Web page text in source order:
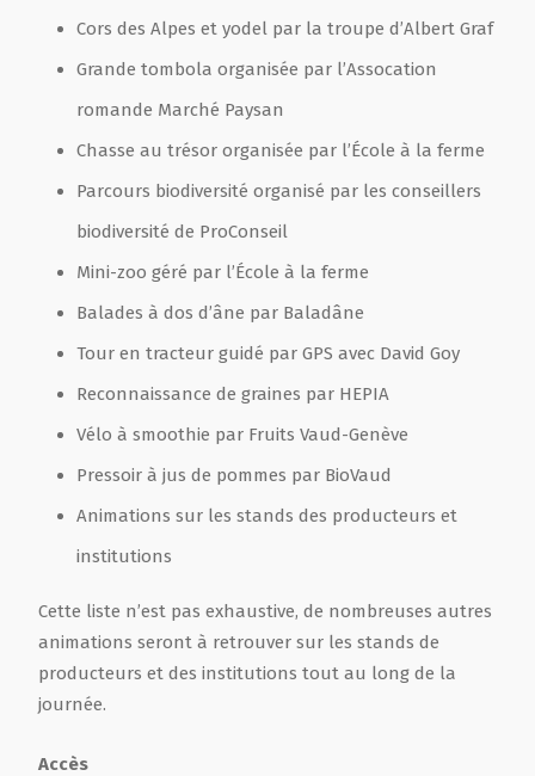
Cors des Alpes et yodel par la troupe d’Albert Graf
Grande tombola organisée par l’Assocation
romande Marché Paysan
Chasse au trésor organisée par l’École à la ferme
Parcours biodiversité organisé par les conseillers
biodiversité de ProConseil
Mini-zoo géré par l’École à la ferme
Balades à dos d’âne par Baladâne
Tour en tracteur guidé par GPS avec David Goy
Reconnaissance de graines par HEPIA
Vélo à smoothie par Fruits Vaud-Genève
Pressoir à jus de pommes par BioVaud
Animations sur les stands des producteurs et
institutions
Cette liste n’est pas exhaustive, de nombreuses autres
animations seront à retrouver sur les stands de
producteurs et des institutions tout au long de la
journée.
Accès